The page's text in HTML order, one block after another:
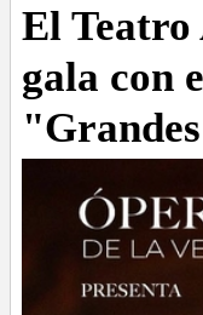
El Teatro
gala con